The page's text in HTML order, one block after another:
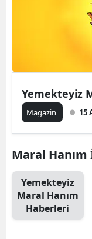
Yemekteyiz
Magazin 15
Maral
Yemekteyiz
Maral Hanım
Haberleri